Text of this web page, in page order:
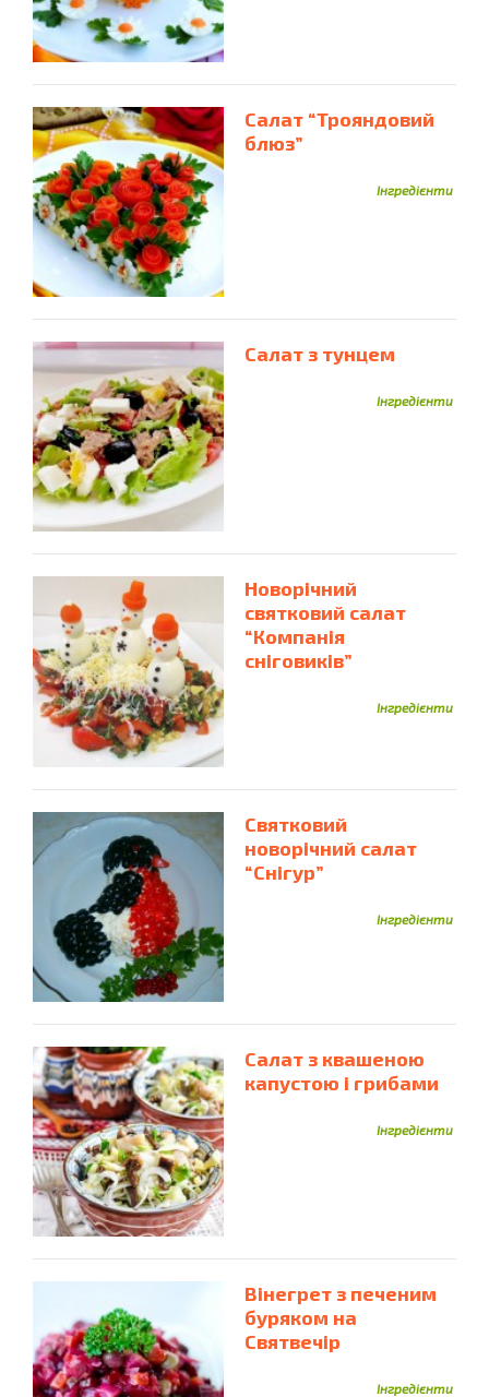
Салат “Трояндовий
блюз”
Інгредієнти
Салат з тунцем
Інгредієнти
Новорічний
святковий салат
“Компанія
сніговиків”
Інгредієнти
Святковий
новорічний салат
“Снігур”
Інгредієнти
Cалат з квашеною
капустою і грибами
Інгредієнти
Вінегрет з печеним
буряком на
Святвечір
Інгредієнти